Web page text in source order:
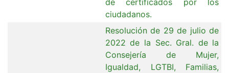
ciudadanos.
Resolución de 29 de julio de
2022 de la Sec. Gral. de la
Consejería de Mujer,
Igualdad, LGTBI, Familias,